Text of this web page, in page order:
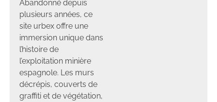
Abandonné depuis
plusieurs années, ce
site urbex offre une
immersion unique dans
l’histoire de
l’exploitation minière
espagnole. Les murs
décrépis, couverts de
graffiti et de végétation,